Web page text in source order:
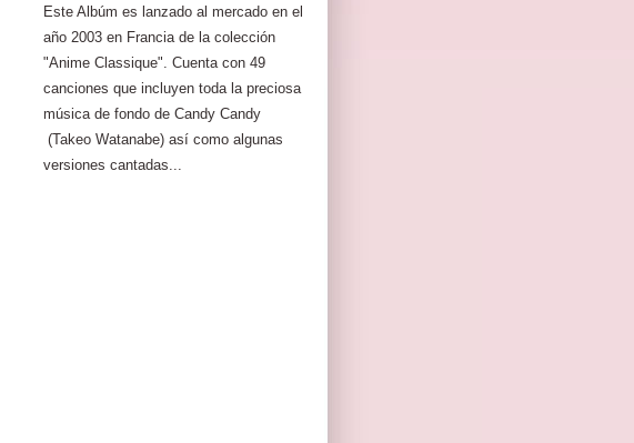
Este Albúm es lanzado al mercado en el
año 2003 en Francia de la colección
"Anime Classique". Cuenta con 49
canciones que incluyen toda la preciosa
música de fondo de Candy Candy
(Takeo Watanabe) así como algunas
versiones cantadas...